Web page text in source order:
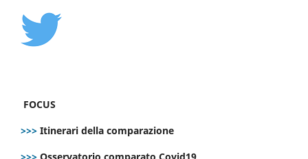
FOCUS
>>> Itinerari della comparazione